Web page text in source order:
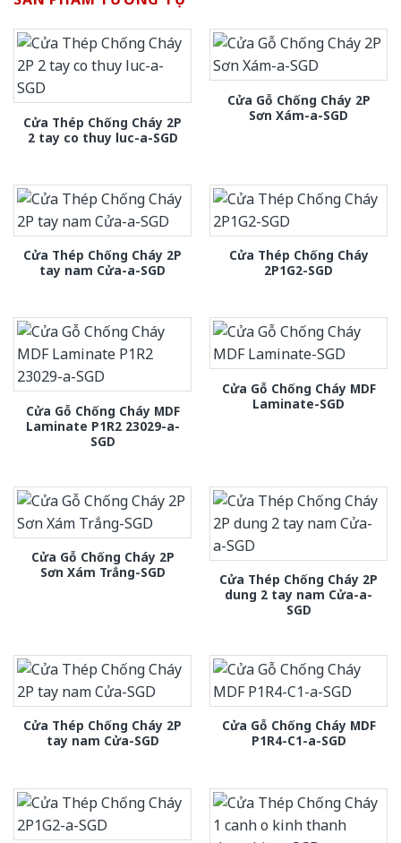
Cửa Thép Chống Cháy 2P
2 tay co thuy luc-a-SGD
Cửa Gỗ Chống Cháy 2P
Sơn Xám-a-SGD
Cửa Thép Chống Cháy 2P
tay nam Cửa-a-SGD
Cửa Thép Chống Cháy
2P1G2-SGD
Cửa Gỗ Chống Cháy MDF
Laminate P1R2 23029-a-
SGD
Cửa Gỗ Chống Cháy MDF
Laminate-SGD
Cửa Gỗ Chống Cháy 2P
Sơn Xám Trắng-SGD
Cửa Thép Chống Cháy 2P
dung 2 tay nam Cửa-a-
SGD
Cửa Thép Chống Cháy 2P
tay nam Cửa-SGD
Cửa Gỗ Chống Cháy MDF
P1R4-C1-a-SGD